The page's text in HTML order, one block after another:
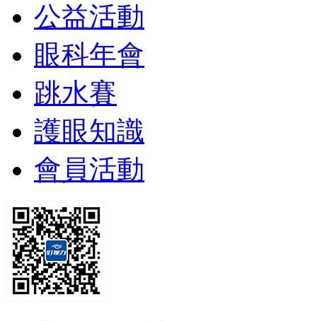
公益活動
眼科年會
跳水賽
護眼知識
會員活動